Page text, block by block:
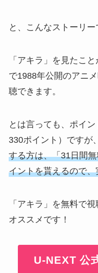
と、こんなストーリー
「アキラ」を見たこ
で1988年公開のアニ
聴できます。
とは言っても、ポイ
330ポイント）ですが、
する方は、「31日間
イントを貰えるので
「アキラ」を無料で
オススメです！
U-NEXT 公